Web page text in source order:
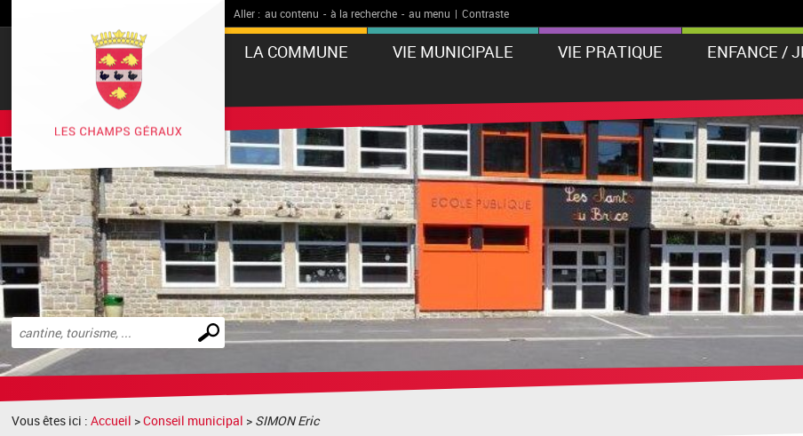
Aller : au contenu - à la recherche - au menu | Contraste
LA COMMUNE VIE MUNICIPALE VIE PRATIQUE ENFANCE /
Effectuer
une
recherche
Vous êtes ici :Accueil >Conseil municipal > SIMON Eric